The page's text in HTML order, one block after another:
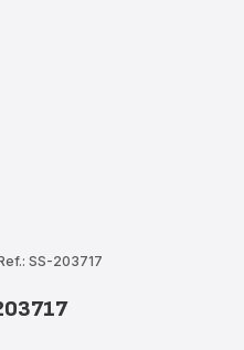
SS-203717